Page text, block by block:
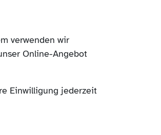
verwenden wir
Online-Angebot
Einwilligung jederzeit